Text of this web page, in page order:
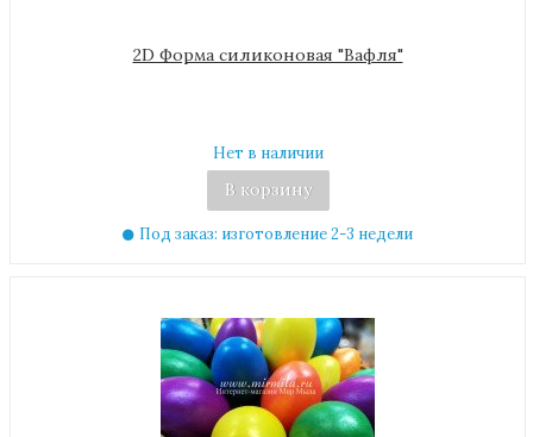
2D Форма силиконовая "Вафля"
Нет в наличии
В корзину
Под заказ: изготовление 2-3 недели